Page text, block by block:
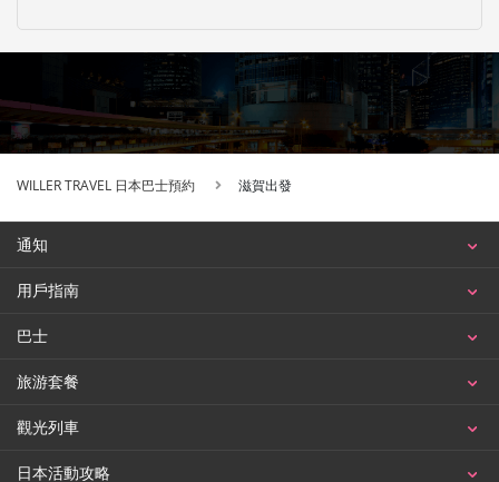
WILLER TRAVEL 日本巴士預約 滋賀出發
通知
用戶指南
巴士
旅游套餐
觀光列車
日本活動攻略